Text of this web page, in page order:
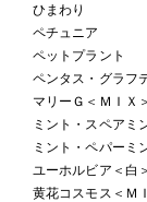
ひまわり
ペチュニア
ペットプラント
ペンタス・グラフ
マリーＧ＜ＭＩＸ＞
ミント・スペ
ミント・ペパ
ユーホルビア＜白
黄花コスモス＜Ｍ